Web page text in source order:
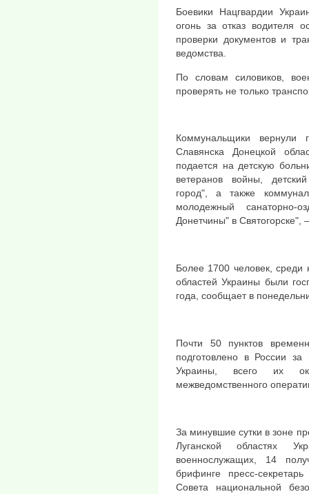
Боевики Нацгвардии
огонь за отказ водителя
проверки документов и
ведомства.
По словам силовиков,
проверять не только
Коммунальщики вернули
Славянска Донецкой
подается на детскую
ветеранов войны,
город", а также
молодежный санаторно-
Донетчины" в
Более 1700 человек, среди
областей Украины были
года, сообщает в
Почти 50 пунктов
подготовлено в России
Украины, всего их
межведомственного
За минувшие сутки в зоне
Луганской областях
военнослужащих, 14
брифинге пресс-
Совета национальной